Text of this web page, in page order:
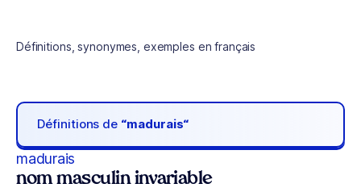
Définitions, synonymes, exemples en français
Définitions de “madurais“
madurais
nom masculin invariable